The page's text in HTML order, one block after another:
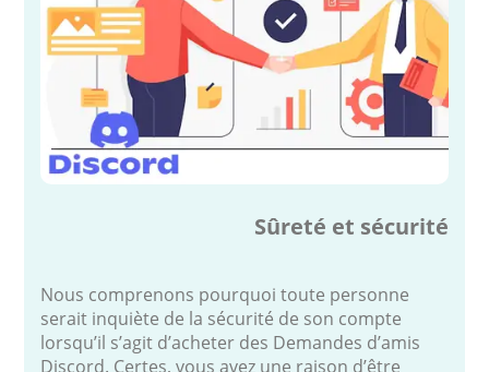
Sûreté et sécurité
Nous comprenons pourquoi toute personne
serait inquiète de la sécurité de son compte
lorsqu’il s’agit d’acheter des Demandes d’amis
Discord. Certes, vous avez une raison d’être